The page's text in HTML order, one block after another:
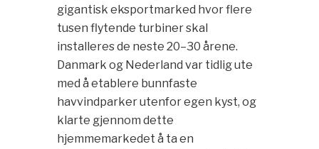
gigantisk eksportmarked hvor flere
tusen flytende turbiner skal
installeres de neste 20–30 årene.
Danmark og Nederland var tidlig ute
med å etablere bunnfaste
havvindparker utenfor egen kyst, og
klarte gjennom dette
hjemmemarkedet å ta en